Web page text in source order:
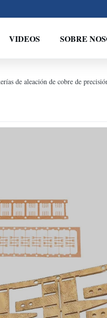
VIDEOS SOBRE
de aleación de cobre de